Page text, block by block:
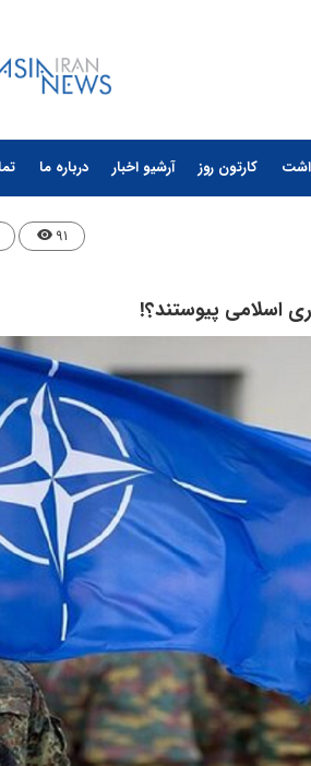
کارتون روز آرشیو اخبار درباره ما
۹۱
اسلامی پیوستند؟!